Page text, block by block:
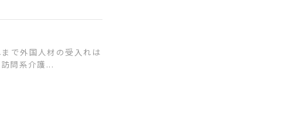
で外国人材の受入れは
問系介護...